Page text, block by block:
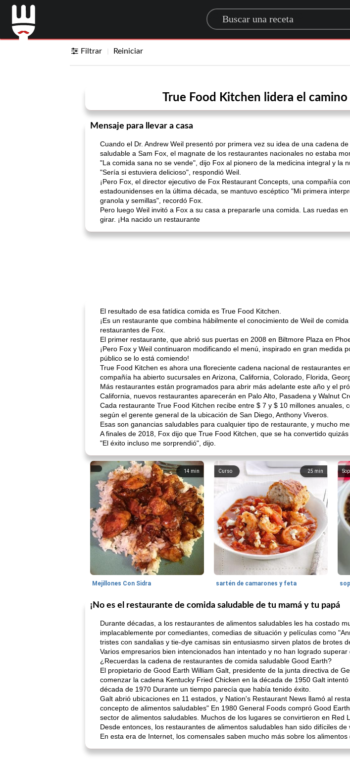
Search for a recipe
Filtrar Reiniciar
True Food Kitchen lidera el
Mensaje para llevar a casa
Cuando el Dr. Andrew Weil presentó por primera vez su idea de una cadena
saludable a Sam Fox, el magnate de los restaurantes nacionales no estaba
"La comida sana no se vende", dijo Fox al pionero de la medicina integral y la
"Sería si estuviera delicioso", respondió Weil.
¡Pero Fox, el director ejecutivo de Fox Restaurant Concepts, una compañía
estadounidenses en la última década, se mantuvo escéptico "Mi primera
granola y semillas", recordó Fox.
Pero luego Weil invitó a Fox a su casa a prepararle una comida. Las ruedas
girar. ¡Ha nacido un restaurante
El resultado de esa fatídica comida es True Food Kitchen.
¡Es un restaurante que combina hábilmente el conocimiento de Weil de
restaurantes de Fox.
El primer restaurante, que abrió sus puertas en 2008 en Biltmore Plaza en
¡Pero Fox y Weil continuaron modificando el menú, inspirado en gran medida
público se lo está comiendo!
True Food Kitchen es ahora una floreciente cadena nacional de restaurantes
compañía ha abierto sucursales en Arizona, California, Colorado, Florida,
Más restaurantes están programados para abrir más adelante este año y el
California, nuevos restaurantes aparecerán en Palo Alto, Pasadena y Walnut
Cada restaurante True Food Kitchen recibe entre $ 7 y $ 10 millones anuales,
según el gerente general de la ubicación de San Diego, Anthony Viveros.
Esas son ganancias saludables para cualquier tipo de restaurante, y mucho
A finales de 2018, Fox dijo que True Food Kitchen, que se ha convertido
"El éxito incluso me sorprendió", dijo.
14 min
Mejillones Con Sidra
25 min
Curso
sartén de camarones y feta
¡No es el restaurante de comida saludable de tu mamá y tu papá
Durante décadas, a los restaurantes de alimentos saludables les ha costado
implacablemente por comediantes, comedias de situación y películas como
tristes con sandalias y tie-dye camisas sin entusiasmo sirven platos de brotes
Varios empresarios bien intencionados han intentado y no han logrado
¿Recuerdas la cadena de restaurantes de comida saludable Good Earth?
El propietario de Good Earth William Galt, presidente de la junta directiva de
comenzar la cadena Kentucky Fried Chicken en la década de 1950 Galt
década de 1970 Durante un tiempo parecía que había tenido éxito.
Galt abrió ubicaciones en 11 estados, y Nation's Restaurant News llamó al
concepto de alimentos saludables" En 1980 General Foods compró Good
sector de alimentos saludables. Muchos de los lugares se convirtieron en Red
Desde entonces, los restaurantes de alimentos saludables han sido difíciles
En esta era de Internet, los comensales saben mucho más sobre los